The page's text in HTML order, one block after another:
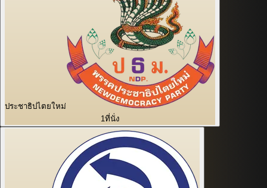
ประชาธิปไตยใหม่
1ที่นั่ง